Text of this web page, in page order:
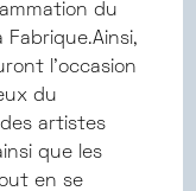
du
l’occasion
du
artistes
que les
en se